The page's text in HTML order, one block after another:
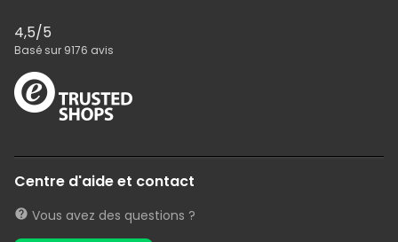
4,5/5
Basé sur 9176 avis
Centre d'aide et contact
Vous avez des questions ?